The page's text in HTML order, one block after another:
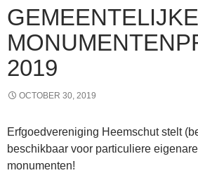
GEMEENTELIJKE
2019
OCTOBER 30, 2019
Erfgoedvereniging Heemschut stelt
beschikbaar voor particuliere
monumenten!